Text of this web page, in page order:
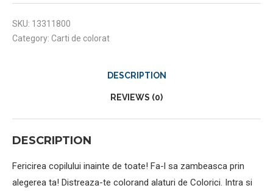
SKU: 13311800
Category: Carti de colorat
DESCRIPTION
REVIEWS (0)
DESCRIPTION
Fericirea copilului inainte de toate! Fa-l sa zambeasca prin
alegerea ta! Distreaza-te colorand alaturi de Colorici. Intra si